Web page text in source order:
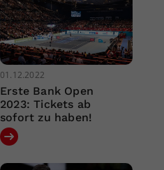
01.12.2022
Erste Bank Open
2023: Tickets ab
sofort zu haben!